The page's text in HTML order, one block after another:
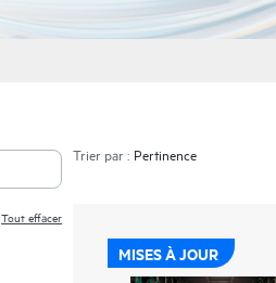
Tout effacer
Trier par :
MISES À JOUR